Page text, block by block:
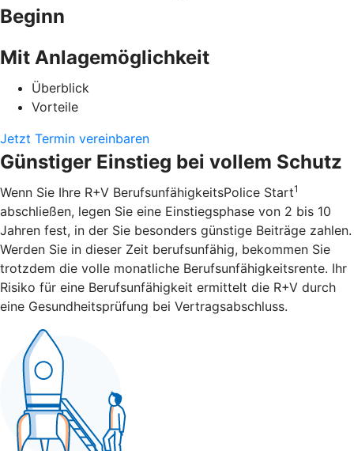
Beginn
Mit Anlagemöglichkeit
Überblick
Vorteile
Jetzt Termin vereinbaren
Günstiger Einstieg bei vollem Schutz
Wenn Sie Ihre R+V BerufsunfähigkeitsPolice Start1
abschließen, legen Sie eine Einstiegsphase von 2 bis 10
Jahren fest, in der Sie besonders günstige Beiträge zahlen.
Werden Sie in dieser Zeit berufsunfähig, bekommen Sie
trotzdem die volle monatliche Berufsunfähigkeitsrente. Ihr
Risiko für eine Berufsunfähigkeit ermittelt die R+V durch
eine Gesundheitsprüfung bei Vertragsabschluss.